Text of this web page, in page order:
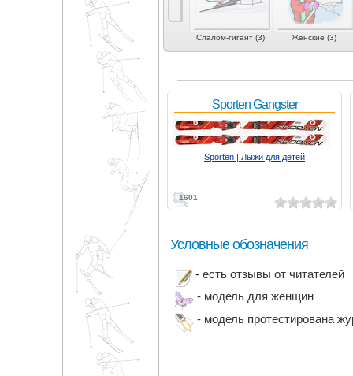
Могул | акробатика
Слалом (3) Слалом-гигант (3) Женские (3)
1601
Sporten Gangster
Sporten | Лыжи для детей
Условные обозначения
- есть отзывы от читателей
- модель для женщин
- модель протестирована